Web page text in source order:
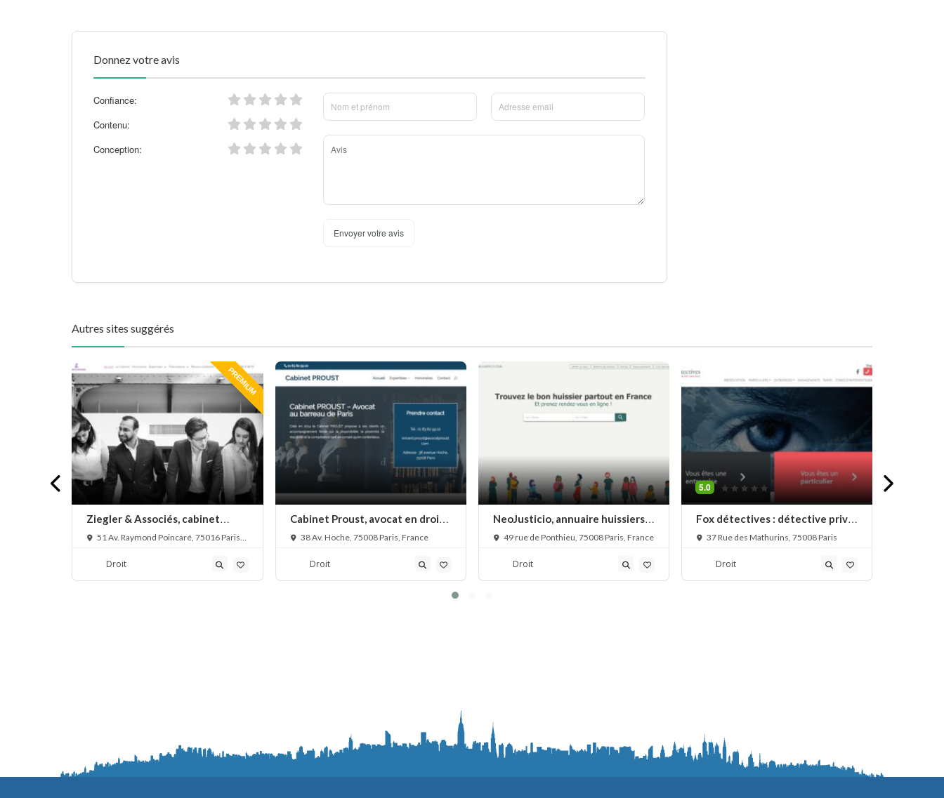
Donnez votre avis
Confiance:
Contenu:
Conception:
Envoyer votre avis
Autres sites suggérés
PREMIUM
Ziegler & Associés, cabinet
d’avocats en droit bancaire,
financières
51 Av. Raymond Poincaré, 75016 Paris,
Droit
Cabinet Proust, avocat en droit
commercial et immobilier à Paris
38 Av. Hoche, 75008 Paris, France
Droit
NeoJusticio, annuaire huissiers
de justice en France
49 rue de Ponthieu, 75008 Paris, France
Droit
5.0
Fox détectives : détective privé
à Paris
37 Rue des Mathurins, 75008 Paris
Droit